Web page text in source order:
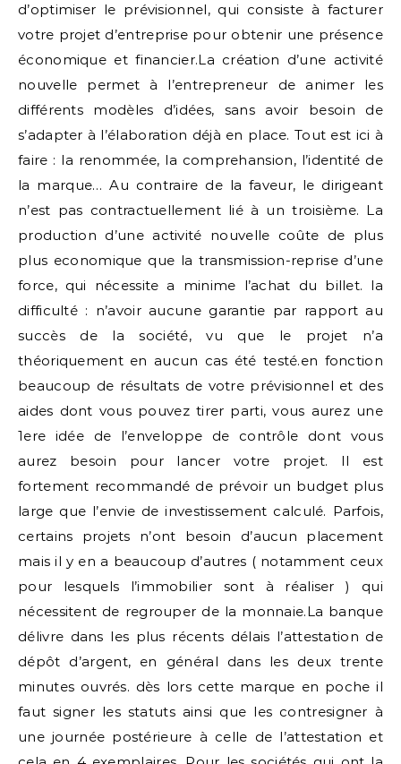
d’optimiser le prévisionnel, qui consiste à facturer
votre projet d’entreprise pour obtenir une présence
économique et financier.La création d’une activité
nouvelle permet à l’entrepreneur de animer les
différents modèles d’idées, sans avoir besoin de
s’adapter à l’élaboration déjà en place. Tout est ici à
faire : la renommée, la comprehansion, l’identité de
la marque… Au contraire de la faveur, le dirigeant
n’est pas contractuellement lié à un troisième. La
production d’une activité nouvelle coûte de plus
plus economique que la transmission-reprise d’une
force, qui nécessite a minime l’achat du billet. la
difficulté : n’avoir aucune garantie par rapport au
succès de la société, vu que le projet n’a
théoriquement en aucun cas été testé.en fonction
beaucoup de résultats de votre prévisionnel et des
aides dont vous pouvez tirer parti, vous aurez une
1ere idée de l’enveloppe de contrôle dont vous
aurez besoin pour lancer votre projet. Il est
fortement recommandé de prévoir un budget plus
large que l’envie de investissement calculé. Parfois,
certains projets n’ont besoin d’aucun placement
mais il y en a beaucoup d’autres ( notamment ceux
pour lesquels l’immobilier sont à réaliser ) qui
nécessitent de regrouper de la monnaie.La banque
délivre dans les plus récents délais l’attestation de
dépôt d’argent, en général dans les deux trente
minutes ouvrés. dès lors cette marque en poche il
faut signer les statuts ainsi que les contresigner à
une journée postérieure à celle de l’attestation et